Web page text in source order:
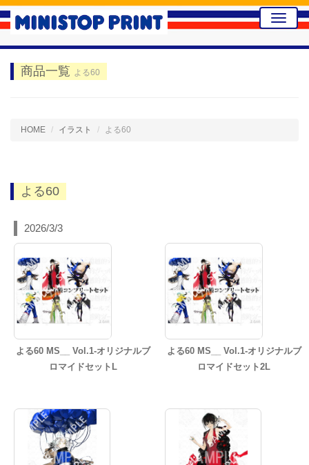
Toggle
商品一覧 よる60
HOME イラスト よる60
よる60
2026/3/3
よる60 MS__ Vol.1-オリジナルブ
ロマイドセットL
よる60 MS__ Vol.1-オリジナルブ
ロマイドセット2L